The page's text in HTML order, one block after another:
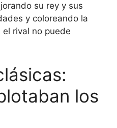
su rey y sus
y coloreando la
el rival no puede
los